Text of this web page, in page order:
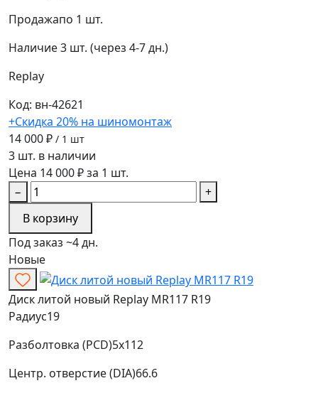
Продажапо 1 шт.
Наличие3 шт. (через 4-7 дн.)
Replay
Код: вн-42621
+Скидка 20% на шиномонтаж
14 000 ₽ / 1 шт
3 шт. в наличии
Цена 14 000 ₽ за 1 шт.
−
+
В корзину
Под заказ ~4 дн.
Новые
Диск литой новый Replay MR117 R19
Радиус19
Разболтовка (PCD)5x112
Центр. отверстие (DIA)66.6